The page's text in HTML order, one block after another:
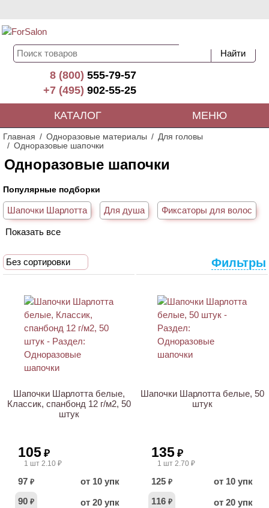
8 (800)555-79-57
+7 (495)902-55-25
КАТАЛОГ МЕНЮ
Главная Одноразовые материалы
Для головы
Одноразовые шапочки
Одноразовые шапочки
Популярные подборки
Шапочки Шарлотта Для душа Фиксаторы для волос
Для сауны
Смежные подборки
Косметологические маски Трехслойные маски
Показать все
Без сортировки Фильтры
Шапочки Шарлотта белые,
Классик, спанбонд 12 г/м2, 50
штук
105 ₽
1 шт 2.10 ₽
97 ₽
от 10 упк
90 ₽ от 20 упк
Шапочки Шарлотта белые, 50
штук
135 ₽
1 шт 2.70 ₽
125 ₽
от 10 упк
116 ₽ от 20 упк